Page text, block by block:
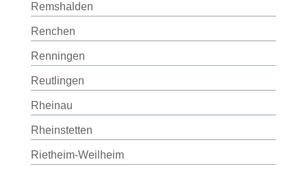
Remshalden
Renchen
Renningen
Reutlingen
Rheinau
Rheinstetten
Rietheim-Weilheim